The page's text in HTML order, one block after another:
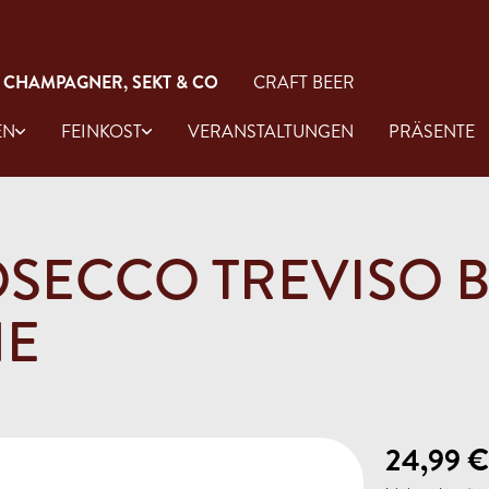
CHAMPAGNER, SEKT & CO
CRAFT BEER
FEINKOST VERANSTALTUNGEN PRÄSENTE
Rose
Gin
Öl & Essig
TREVISO
24,99